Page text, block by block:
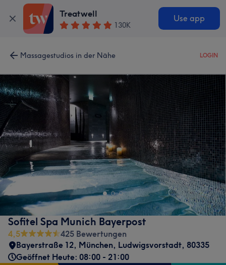
Treatwell
130K
Use app
Massagestudios in der Nähe LOGIN
Sofitel Spa Munich Bayerpost
4,5
425 Bewertungen
Bayerstraße 12, München, Ludwigsvorstadt, 80335
Geöffnet Heute: 08:00 - 21:00